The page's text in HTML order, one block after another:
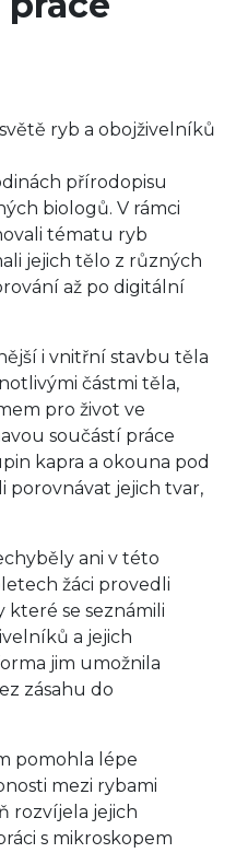
ryb a obojživelníků
přírodopisu
biologů. V rámci
tématu ryb
jejich tělo z různých
až po digitální
i vnitřní stavbu těla
částmi těla,
pro život ve
součástí práce
kapra a okouna pod
porovnávat jejich tvar,
ani v této
žáci provedli
se seznámili
a jejich
jim umožnila
zásahu do
pomohla lépe
mezi rybami
rozvíjela jejich
s mikroskopem